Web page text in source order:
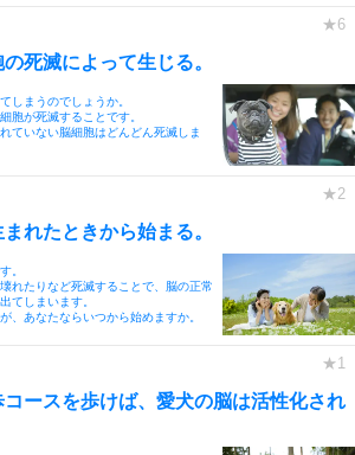
死滅によって生じる。
しまうのでしょうか。
胞が死滅することです。
ていない脳細胞はどんどん死滅しま
れたときから始まる。
。
れたりなど死滅することで、脳の正常
てしまいます。
、あなたならいつから始めますか。
ースを歩けば、愛犬の脳は活性化され